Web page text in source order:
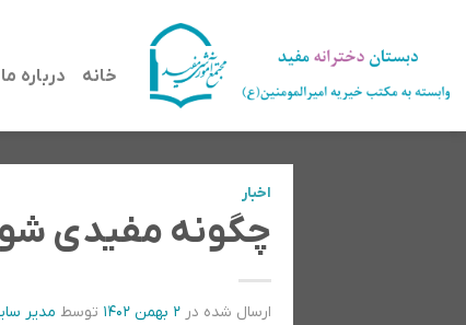
محتوا
خانه درباره ما
اخبار
چگونه مفیدی
ارسال شده در ۲ بهمن ۱۴۰۲ توسط مدیر